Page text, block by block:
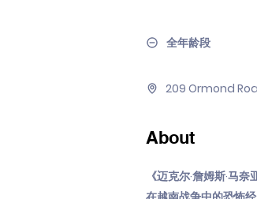
全年龄段
209 Ormond
About
《迈克尔·詹姆斯·马